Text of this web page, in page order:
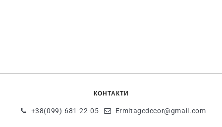
КОНТАКТИ
+38(099)-681-22-05 Ermitagedecor@gmail.com